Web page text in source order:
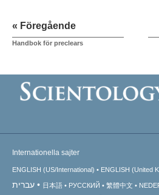
« Föregående
Handbok för preclears
Internationella sajter
ENGLISH (US/International) ENGLISH (United
עברית 日本語 РУССКИЙ 繁體中文